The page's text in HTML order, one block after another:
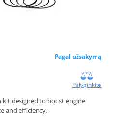
Pagal užsakymą
Palyginkite
kit designed to boost engine
and efficiency.